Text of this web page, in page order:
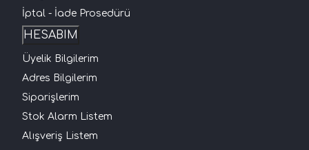
İptal - İade Prosedürü
HESABIM
Üyelik Bilgilerim
Adres Bilgilerim
Siparişlerim
Stok Alarm Listem
Alışveriş Listem